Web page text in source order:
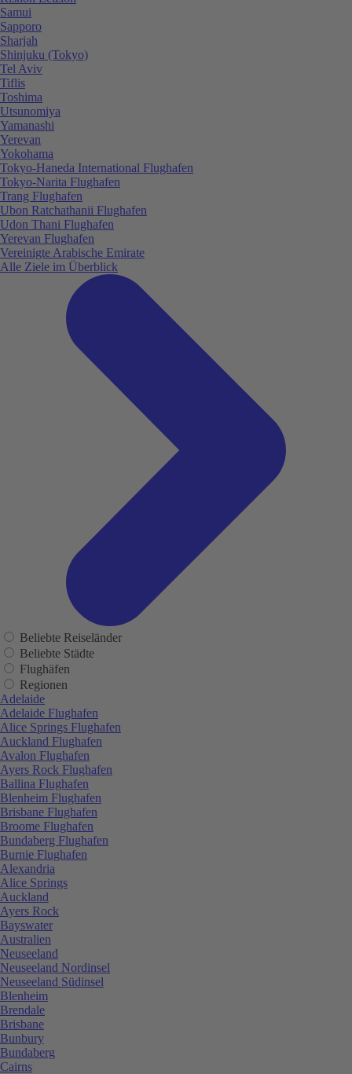
Samui
Sapporo
Sharjah
Shinjuku (Tokyo)
Tel Aviv
Tiflis
Toshima
Utsunomiya
Yamanashi
Yerevan
Yokohama
Tokyo-Haneda International Flughafen
Tokyo-Narita Flughafen
Trang Flughafen
Ubon Ratchathanii Flughafen
Udon Thani Flughafen
Yerevan Flughafen
Vereinigte Arabische Emirate
Alle Ziele im Überblick
Beliebte Reiseländer
Beliebte Städte
Flughäfen
Regionen
Adelaide
Adelaide Flughafen
Alice Springs Flughafen
Auckland Flughafen
Avalon Flughafen
Ayers Rock Flughafen
Ballina Flughafen
Blenheim Flughafen
Brisbane Flughafen
Broome Flughafen
Bundaberg Flughafen
Burnie Flughafen
Alexandria
Alice Springs
Auckland
Ayers Rock
Bayswater
Australien
Neuseeland
Neuseeland Nordinsel
Neuseeland Südinsel
Blenheim
Brendale
Brisbane
Bunbury
Bundaberg
Cairns